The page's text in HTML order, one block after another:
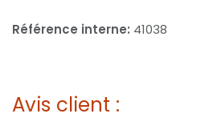
Référence interne: 41038
Avis client :